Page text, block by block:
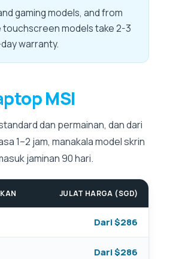
gaming models, and from
touchscreen models take 2-3
warranty.
MSI
dan permainan, dan dari
1–2 jam, manakala model skrin
jaminan 90 hari.
JULAT HARGA (SGD)
Dari $286
Dari $286